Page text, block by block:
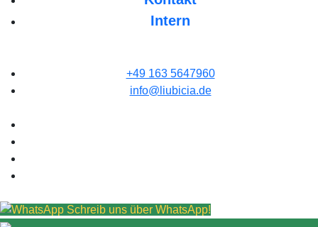
Intern
+49 163 5647960
info@liubicia.de
Schreib uns über WhatsApp!